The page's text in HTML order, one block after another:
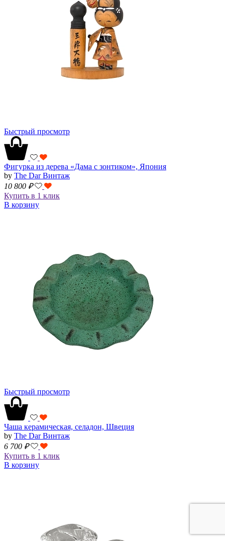
Быстрый просмотр
Фигурка из дерева «Дама с зонтиком», Япония
by The Dar Винтаж
10 800 ₽
Купить в 1 клик
В корзину
Быстрый просмотр
Чаша керамическая, селадон, Швеция
by The Dar Винтаж
6 700 ₽
Купить в 1 клик
В корзину